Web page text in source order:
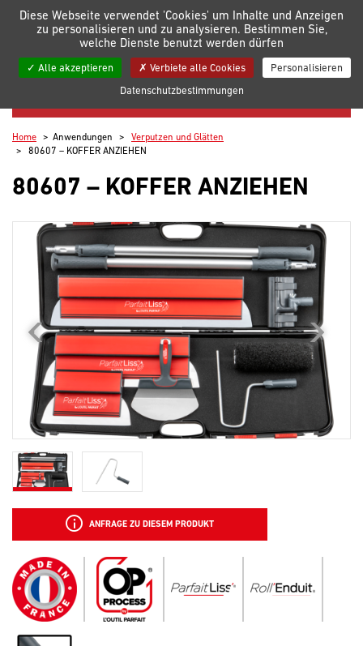
Meine Listen
VERPUTZEN UND GLÄTTEN
Home Anwendungen
Verputzen und Glätten
80607 – KOFFER ANZIEHEN
80607 – KOFFER ANZIEHEN
ANFRAGE ZU DIESEM PRODUKT
Diese Webseite verwendet 'Cookies' um Inhalte und Anzeigen
zu personalisieren und zu analysieren. Bestimmen Sie,
welche Dienste benutzt werden dürfen
Alle akzeptieren Verbiete alle Cookies
Personalisieren
Datenschutzbestimmungen